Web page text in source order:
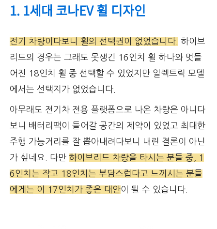
1. 1세대 코나EV 휠 디자인
전기 차량이다보니 휠의 선택권이 없었습니다. 하이브
리드의 경우는 그래도 못생긴 16인치 휠 하나와 멋들
어진 18인치 휠 중 선택할 수 있었지만 일렉트릭 모델
에서는 선택지가 없었습니다.
아무래도 전기차 전용 플랫폼으로 나온 차량은 아니다
보니 배터리팩이 들어갈 공간의 제약이 있었고 최대한
주행 가능거리를 잘 뽑아내려다보니 내린 결론이 아닌
가 싶네요. 다만 하이브리드 차량을 타시는 분들 중, 1
6인치는 작고 18인치는 부담스럽다고 느끼시는 분들
에게는 이 17인치가 좋은 대안이 될 수 있습니다.